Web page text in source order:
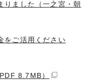
りました（一之宮・朝
をご活用ください
8.7MB）